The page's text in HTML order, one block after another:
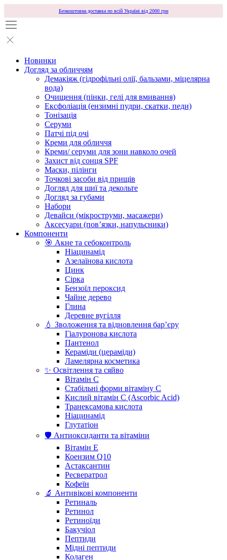
Безкоштовна доставка по всій Україні від 2000 грн
Новинки
Догляд за обличчям
Демакіяж (гідрофільні олії, бальзами, міцелярна
вода)
Очищення (пінки, гелі для вмивання)
Ексфоліація (ензимні пудри, скатки, педи)
Тонізація
Серуми
Патчі під очі
Креми для обличчя
Креми/ серуми для зони навколо очей
Захист від сонця SPF
Маски, пілінги
Точкові засоби від прищів
Догляд для шиї та декольте
Догляд за губами
Набори
Девайси (мікроструми, масажери)
Аксесуари (повʼязки, напульсники)
Компоненти
🎯 Акне та себоконтроль
Ніацинамід
Азелаїнова кислота
Цинк
Сірка
Бензоїл пероксид
Чайне дерево
Глина
Деревне вугілля
💧 Зволоження та відновлення бар’єру
Гіалуронова кислота
Пантенол
Кераміди (цераміди)
Ламелярна косметика
✨ Освітлення та сяйво
Вітамін С
Стабільні форми вітаміну С
Кислий вітамін С (Ascorbic Acid)
Транексамова кислота
Ніацинамід
Глутатіон
🛡️ Антиоксиданти та вітаміни
Вітамін Е
Коензим Q10
Астаксантин
Ресвератрол
Кофеїн
🔬 Антивікові компоненти
Ретиналь
Ретинол
Ретиноїди
Бакучіол
Пептиди
Мідні пептиди
Колаген